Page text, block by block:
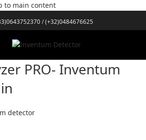
to main content
/(+32)0484676625
PRO- Inventum
detector